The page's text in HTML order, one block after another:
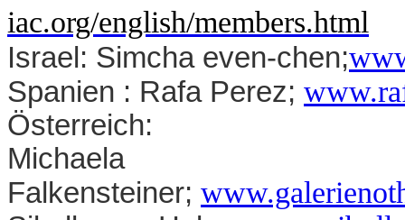
iac.org/english/members.html
Israel: Simcha even-chen;
Spanien : Rafa Perez;
Österreich:
Michaela
Falkensteiner;